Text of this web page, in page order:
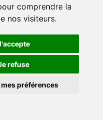
comprendre la
nos visiteurs.
refuse
préférences